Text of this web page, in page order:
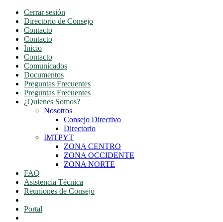
Cerrar sesión
Directorio de Consejo
Contacto
Contacto
Inicio
Contacto
Comunicados
Documentos
Preguntas Frecuentes
Preguntas Frecuentes
¿Quienes Somos?
Nosotros
Consejo Directivo
Directorio
IMTPYT
ZONA CENTRO
ZONA OCCIDENTE
ZONA NORTE
FAQ
Asistencia Técnica
Reuniones de Consejo
Portal